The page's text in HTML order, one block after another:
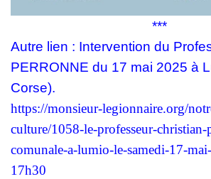
***
Autre lien : Intervention du
PERRONNE du 17 mai 2025 à
Corse).
https://monsieur-legionnaire.org/
culture/1058-le-professeur-christian-
comunale-a-lumio-le-samedi-17-
17h30